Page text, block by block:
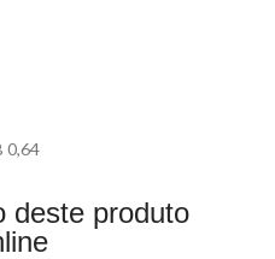
0,64
deste produto